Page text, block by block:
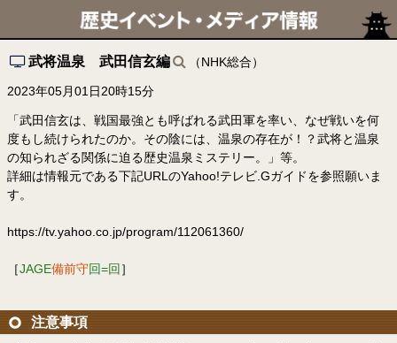
武将温泉 武田信玄編 （NHK総合）
2023年05月01日20時15分
「武田信玄は、戦国最強とも呼ばれる武田軍を率い、なぜ戦いを何
度もし続けられたのか。その陰には、温泉の存在が！？武将と温泉
の知られざる関係に迫る歴史温泉ミステリー。」等。
詳細は情報元である下記URLのYahoo!テレビ.Gガイドを参照願いま
す。
https://tv.yahoo.co.jp/program/112061360/
［JAGE備前守回=回 ］
注意事項